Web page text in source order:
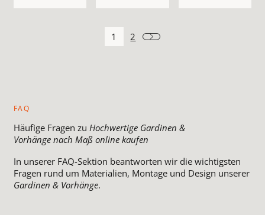
1 2
FAQ
Häufige Fragen zu Hochwertige Gardinen &
Vorhänge nach Maß online kaufen
In unserer FAQ-Sektion beantworten wir die wichtigsten
Fragen rund um Materialien, Montage und Design unserer
Gardinen & Vorhänge.